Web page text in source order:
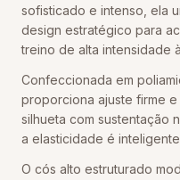
sofisticado e intenso, ela
design estratégico para
treino de alta intensidade
Confeccionada em
proporciona ajuste firme
silhueta com sustentação
a elasticidade é
O cós alto estruturado